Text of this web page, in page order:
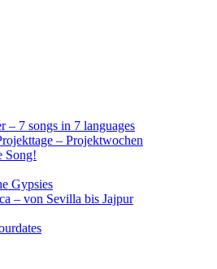
– 7 songs in 7 languages
– Projektwochen
Song!
Gypsies
– von Sevilla bis Jajpur